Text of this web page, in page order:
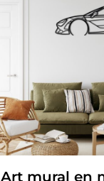
Art mural en